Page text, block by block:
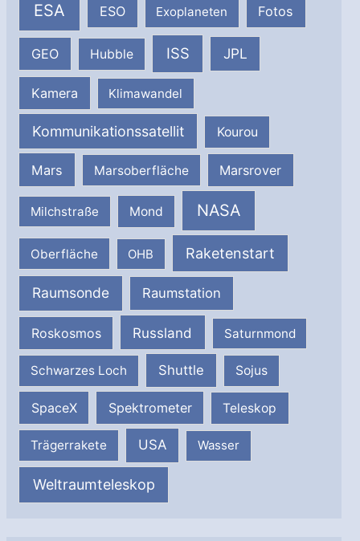
ESA ESO Exoplaneten Fotos
GEO Hubble ISS JPL
Kamera Klimawandel
Kommunikationssatellit Kourou
Mars Marsoberfläche Marsrover
Milchstraße Mond NASA
Oberfläche OHB Raketenstart
Raumsonde Raumstation
Roskosmos Russland Saturnmond
Schwarzes Loch Shuttle Sojus
SpaceX Spektrometer Teleskop
Trägerrakete USA Wasser
Weltraumteleskop